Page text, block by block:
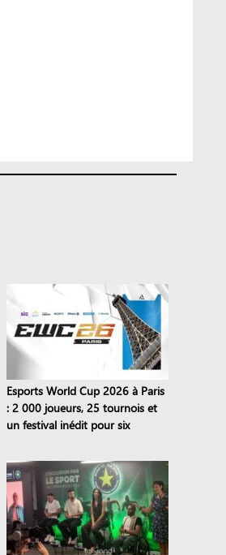
Esports World Cup 2026 à Paris
: 2 000 joueurs, 25 tournois et
un festival inédit pour six